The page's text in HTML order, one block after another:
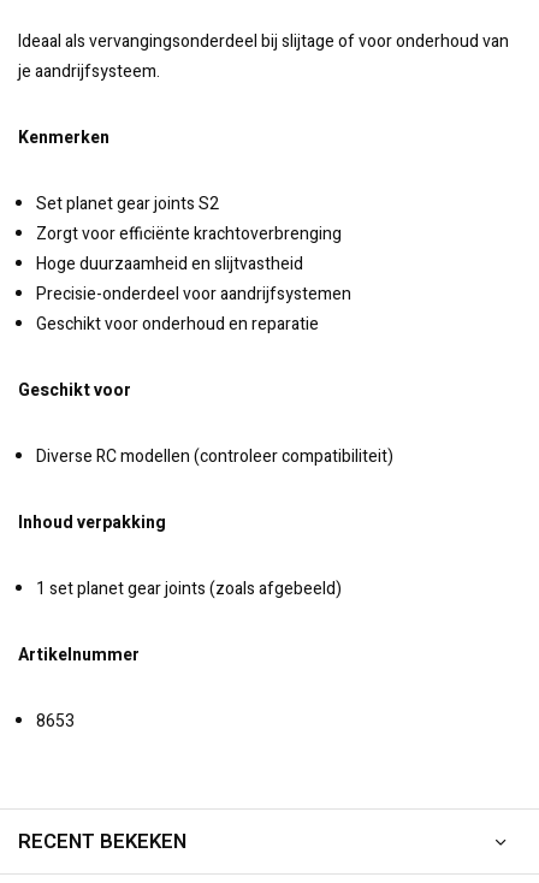
Ideaal als vervangingsonderdeel bij slijtage of voor onderhoud van
je aandrijfsysteem.
Kenmerken
Set planet gear joints S2
Zorgt voor efficiënte krachtoverbrenging
Hoge duurzaamheid en slijtvastheid
Precisie-onderdeel voor aandrijfsystemen
Geschikt voor onderhoud en reparatie
Geschikt voor
Diverse RC modellen (controleer compatibiliteit)
Inhoud verpakking
1 set planet gear joints (zoals afgebeeld)
Artikelnummer
8653
RECENT BEKEKEN